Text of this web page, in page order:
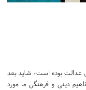
عدالت بوده است؛ شاید بعد
دینی و فرهنگی ما مورد